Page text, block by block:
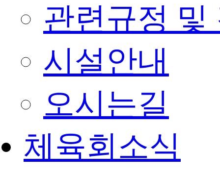
관련규정 및
시설안내
오시는길
체육회소식